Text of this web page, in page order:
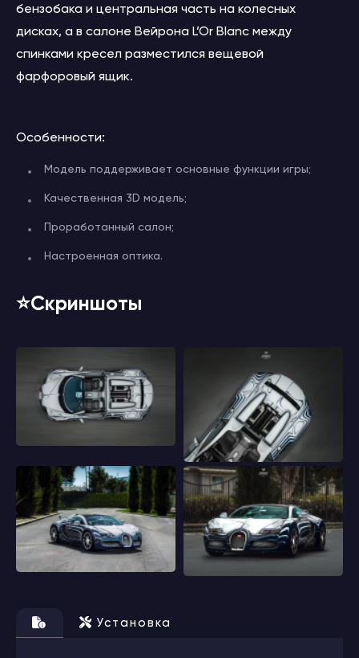
бензобака и центральная часть на колесных
дисках, а в салоне Вейрона L’Or Blanc между
спинками кресел разместился вещевой
фарфоровый ящик.
Особенности:
Модель поддерживает основные функции игры;
Качественная 3D модель;
Проработанный салон;
Настроенная оптика.
⭐️Скриншоты
Установка